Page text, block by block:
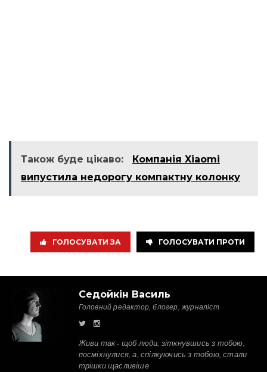
Також буде цікаво:
Компанія Xiaomi
випустила недорогу компактну колонку
ГОЛОСУВАТИ ЗА ГОЛОСУВАТИ ПРОТИ
Седойкін Василь
Головний редактор, блогер, журналіст
Живи так - щоб люди, зіткнувшись з тобою,
посміхнулися, а, спілкуючись з тобою, стали
трішки щасливіше